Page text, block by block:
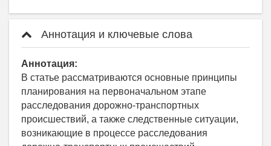
Аннотация и ключевые слова
Аннотация:
В статье рассматриваются основные принципы
планирования на первоначальном этапе
расследования дорожно-транспортных
происшествий, а также следственные ситуации,
возникающие в процессе расследования